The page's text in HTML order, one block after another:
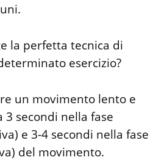
la perfetta tecnica di
esercizio?
un movimento lento e
secondi nella fase
e 3-4 secondi nella fase
del movimento.